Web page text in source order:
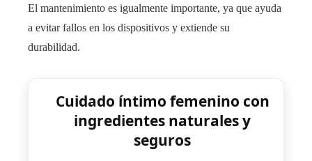
El mantenimiento es igualmente importante, ya que ayuda
a evitar fallos en los dispositivos y extiende su
durabilidad.
Cuidado íntimo femenino con
ingredientes naturales y
seguros